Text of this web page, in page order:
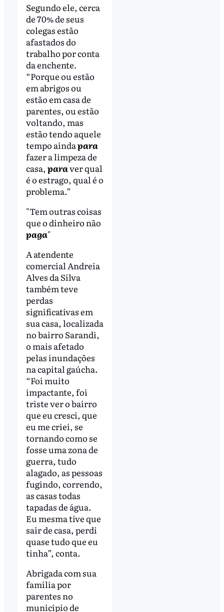
Segundo ele, cerca
de 70% de seus
colegas estão
afastados do
trabalho por conta
da enchente.
“Porque ou estão
em abrigos ou
estão em casa de
parentes, ou estão
voltando, mas
estão tendo aquele
tempo aindapara
fazer a limpeza de
casa, paraver qual
é o estrago, qual é o
problema.”
"Tem outras coisas
que o dinheiro não
paga"
A atendente
comercial Andreia
Alves da Silva
também teve
perdas
significativas em
sua casa, localizada
no bairro Sarandi,
o mais afetado
pelas inundações
na capital gaúcha.
“Foi muito
impactante, foi
triste ver o bairro
que eu cresci, que
eu me criei, se
tornando como se
fosse uma zona de
guerra, tudo
alagado, as pessoas
fugindo, correndo,
as casas todas
tapadas de água.
Eu mesma tive que
sair de casa, perdi
quase tudo que eu
tinha”, conta.
Abrigada com sua
família por
parentes no
município de